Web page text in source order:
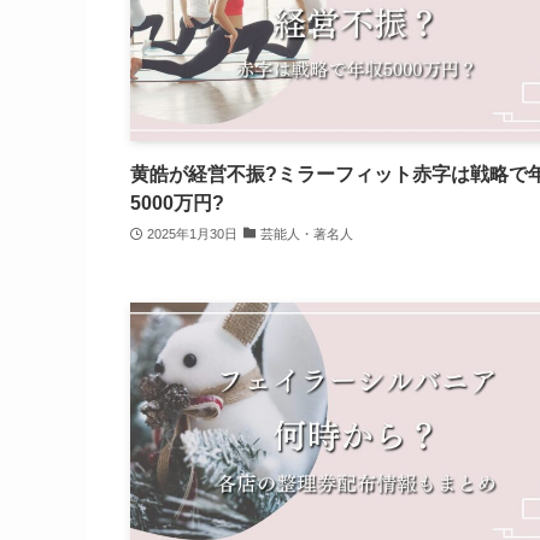
黄皓が経営不振?ミラーフィット赤字は戦略で
5000万円?
2025年1月30日 芸能人・著名人